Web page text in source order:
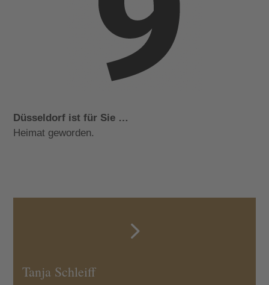
Düsseldorf ist für Sie …
Heimat geworden.
5
Tanja Schleiff